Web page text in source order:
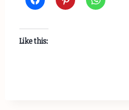
Like this: